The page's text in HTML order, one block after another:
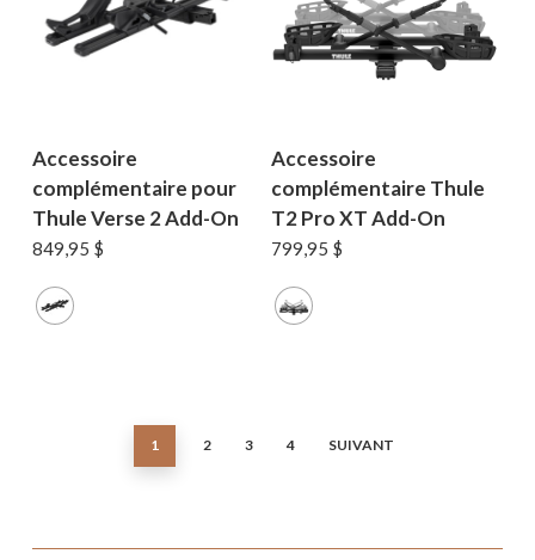
Accessoire
complémentaire pour
Thule Verse 2 Add-On
849,95 $
Accessoire
complémentaire Thule
T2 Pro XT Add-On
799,95 $
1 2 3 4 SUIVANT